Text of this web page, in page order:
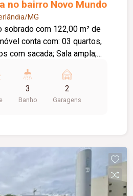
no bairro Novo Mundo
MG
sobrado com 122,00 m² de
com sacada; Sala ampla;
Depósito; Área
revestida em
Diferenciais:
de 15 cm; Esquadrias
madeira nas sacadas;
com iluminação em LED;
instalados nos
3
Banho
2
Garagens